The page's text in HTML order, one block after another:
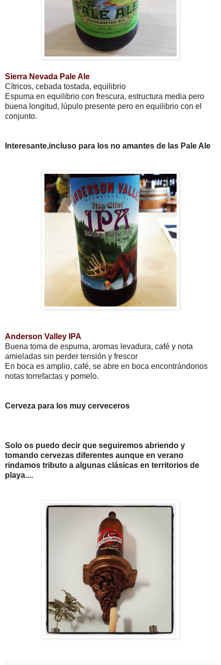
Sierra Nevada Pale Ale
Cítricos, cebada tostada, equilibrio
Espuma en equilibrio con frescura, estructura media pero
buena longitud, lúpulo presente pero en equilibrio con el
conjunto.
Interesante,incluso para los no amantes de las Pale Ale
Anderson Valley IPA
Buena toma de espuma, aromas levadura, café y nota
amieladas sin perder tensión y frescor
En boca es amplio, café, se abre en boca encontrándonos
notas torrefactas y pomelo.
Cerveza para los muy cerveceros
Solo os puedo decir que seguiremos abriendo y
tomando cervezas diferentes aunque en verano
rindamos tributo a algunas clásicas en territorios de
playa....